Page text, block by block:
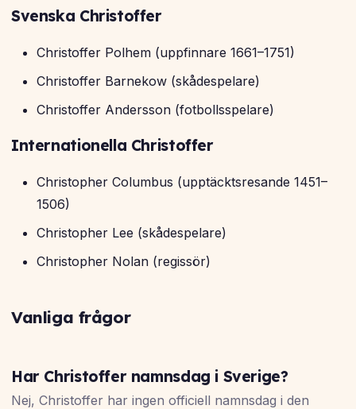
Svenska Christoffer
Christoffer Polhem (uppfinnare 1661–1751)
Christoffer Barnekow (skådespelare)
Christoffer Andersson (fotbollsspelare)
Internationella Christoffer
Christopher Columbus (upptäcktsresande 1451–
1506)
Christopher Lee (skådespelare)
Christopher Nolan (regissör)
Vanliga frågor
Har Christoffer namnsdag i Sverige?
Nej, Christoffer har ingen officiell namnsdag i den